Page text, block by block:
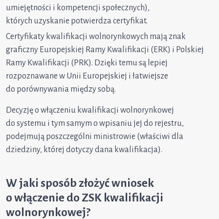
umiejętności i kompetencji społecznych),
których uzyskanie potwierdza certyfikat.
Certyfikaty kwalifikacji wolnorynkowych mają znak
graficzny Europejskiej Ramy Kwalifikacji (ERK) i Polskiej
Ramy Kwalifikacji (PRK). Dzięki temu są lepiej
rozpoznawane w Unii Europejskiej i łatwiejsze
do porównywania między sobą.
Decyzję o włączeniu kwalifikacji wolnorynkowej
do systemu i tym samym o wpisaniu jej do rejestru,
podejmują poszczególni ministrowie (właściwi dla
dziedziny, której dotyczy dana kwalifikacja).
W jaki sposób złożyć wniosek
o włączenie do ZSK kwalifikacji
wolnorynkowej?